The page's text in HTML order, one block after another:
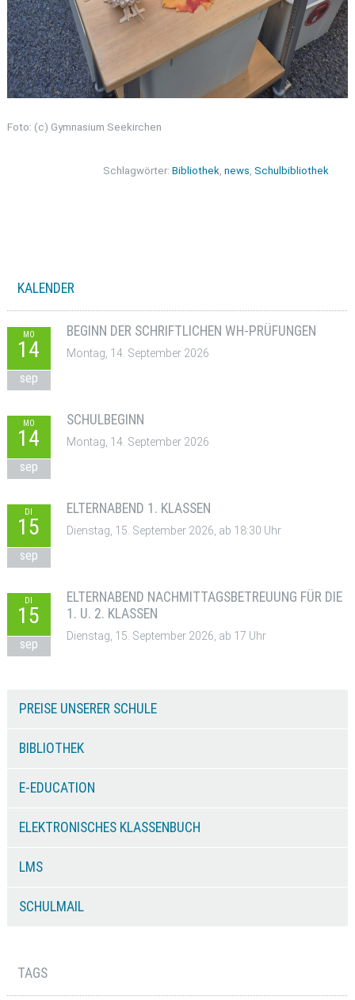
Foto: (c) Gymnasium Seekirchen
Schlagwörter:Bibliothek,news,Schulbibliothek
KALENDER
MO
14
sep
BEGINN DER SCHRIFTLICHEN WH-PRÜFUNGEN
Montag, 14. September 2026
MO
14
sep
SCHULBEGINN
Montag, 14. September 2026
DI
15
sep
ELTERNABEND 1. KLASSEN
Dienstag, 15. September 2026, ab 18:30 Uhr
DI
15
sep
ELTERNABEND NACHMITTAGSBETREUUNG FÜR DIE
1. U. 2. KLASSEN
Dienstag, 15. September 2026, ab 17 Uhr
PREISE UNSERER SCHULE
BIBLIOTHEK
E-EDUCATION
ELEKTRONISCHES KLASSENBUCH
LMS
SCHULMAIL
TAGS